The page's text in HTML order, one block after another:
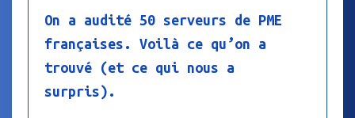
On a audité 50 serveurs de PME
françaises. Voilà ce qu’on a
trouvé (et ce qui nous a
surpris).